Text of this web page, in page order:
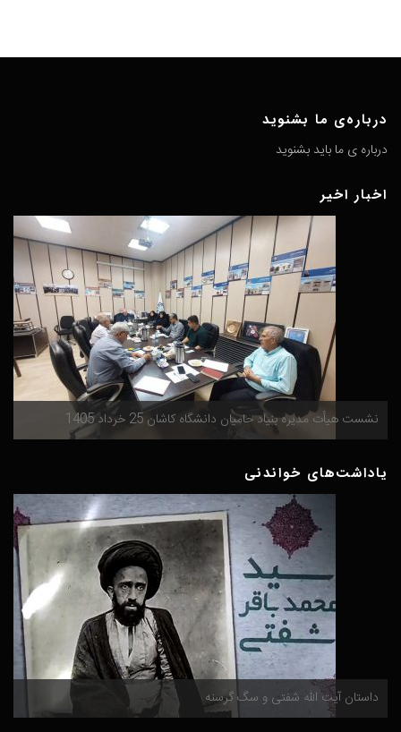
درباره‌ی ما بشنوید
درباره ی ما باید بشنوید
اخبار اخیر
نشست هیأت مدیره بنیاد حامیان دانشگاه کاشان 25 خرداد 1405
یاداشت‌های خواندنی
داستان آیت الله شفتی و سگ گرسنه